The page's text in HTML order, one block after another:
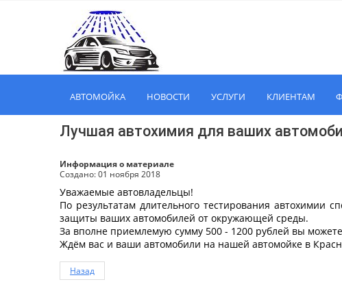
АВТОМОЙКА НОВОСТИ УСЛУГИ КЛИЕНТАМ
Лучшая автохимия для ваших
Информация о материале
Создано: 01 ноября 2018
Уважаемые автовладельцы!
По результатам длительного тестирования
защиты ваших автомобилей от окружающей среды.
За вполне приемлемую сумму 500 - 1200 рублей вы
Ждём вас и ваши автомобили на нашей автомойке в
Назад